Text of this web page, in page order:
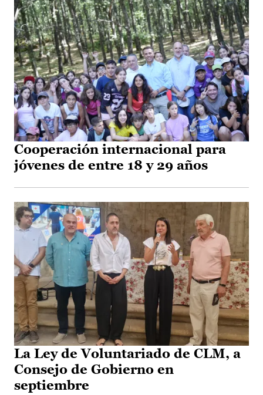
Cooperación internacional para
jóvenes de entre 18 y 29 años
La Ley de Voluntariado de CLM, a
Consejo de Gobierno en
septiembre